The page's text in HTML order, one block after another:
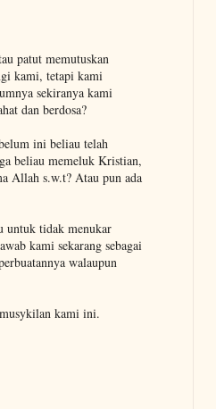
patut memutuskan
kami, tetapi kami
sekiranya kami
dan berdosa?
ini beliau telah
beliau memeluk Kristian,
Allah s.w.t? Atau pun ada
untuk tidak menukar
kami sekarang sebagai
walaupun
kami ini.